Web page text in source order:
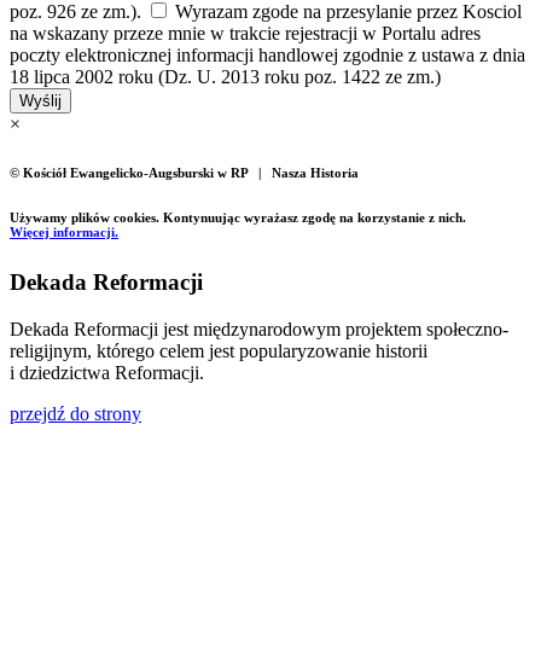
poz. 926 ze zm.).
Wyrazam zgode na przesylanie przez Kosciol
na wskazany przeze mnie w trakcie rejestracji w Portalu adres
poczty elektronicznej informacji handlowej zgodnie z ustawa z dnia
18 lipca 2002 roku (Dz. U. 2013 roku poz. 1422 ze zm.)
Wyślij
×
© Kościół Ewangelicko-Augsburski w RP | Nasza Historia
Używamy plików cookies. Kontynuując wyrażasz zgodę na korzystanie z nich.
Więcej informacji.
Dekada Reformacji
Dekada Reformacji jest międzynarodowym projektem społeczno-
religijnym, którego celem jest popularyzowanie historii
i dziedzictwa Reformacji.
przejdź do strony